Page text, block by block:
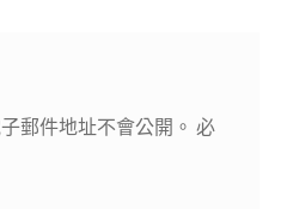
郵件地址不會公開。 必